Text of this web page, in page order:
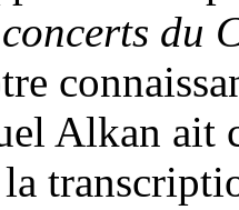
du
Alkan ait